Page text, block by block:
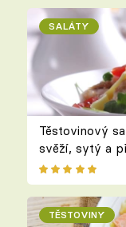
SALÁTY
Těstovinový
svěží, sytý a
TĚSTOVINY